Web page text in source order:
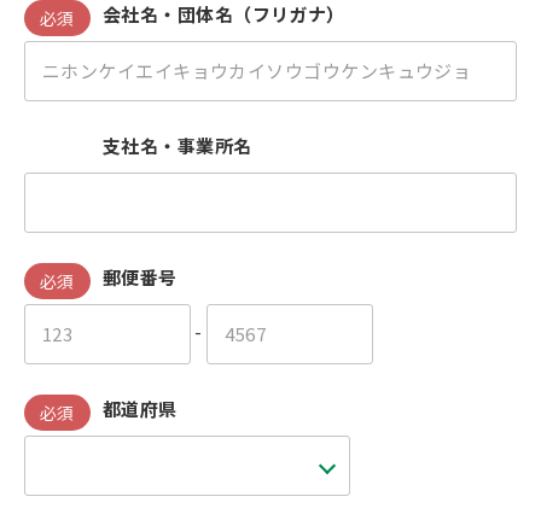
必須 会社名・団体名（フリガナ）
支社名・事業所名
必須 郵便番号
-
必須 都道府県